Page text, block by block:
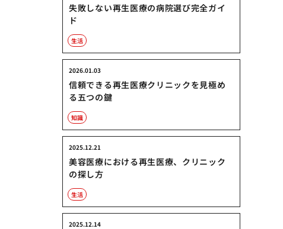
失敗しない再生医療の病院選び完全ガイ
ド
生活
信頼できる再生医療クリニックを見極め
る五つの鍵
2026.01.03
知識
美容医療における再生医療、クリニック
の探し方
2025.12.21
生活
2025.12.14